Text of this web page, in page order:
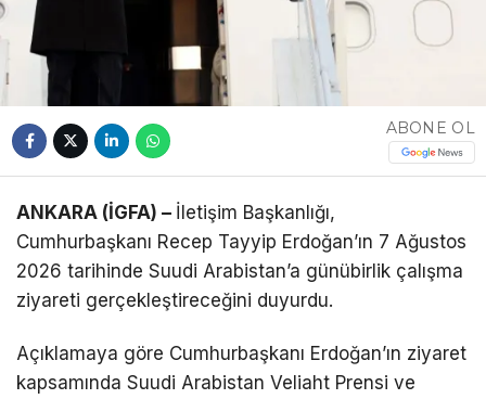
ABONE OL
ANKARA (İGFA) – İletişim Başkanlığı,
Cumhurbaşkanı Recep Tayyip Erdoğan’ın 7 Ağustos
2026 tarihinde Suudi Arabistan’a günübirlik çalışma
ziyareti gerçekleştireceğini duyurdu.
Açıklamaya göre Cumhurbaşkanı Erdoğan’ın ziyaret
kapsamında Suudi Arabistan Veliaht Prensi ve